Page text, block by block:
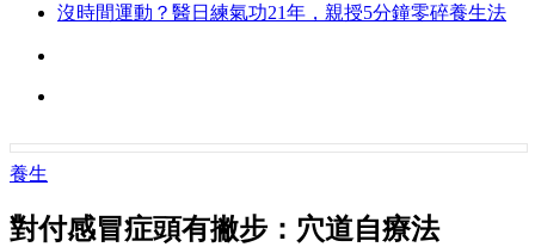
沒時間運動？醫日練氣功21年，親授5分鐘零碎養生法
養生
對付感冒症頭有撇步：穴道自療法